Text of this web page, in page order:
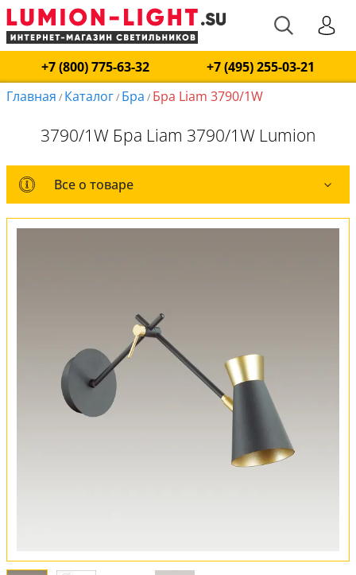
+7 (800) 775-63-32
+7 (495) 255-03-21
Главная / Каталог/ Бра / Бра Liam 3790/1W
3790/1W Бра Liam 3790/1W Lumion
Все о товаре
Все о товаре
Оплата и доставка
Обмен и возврат
Установка